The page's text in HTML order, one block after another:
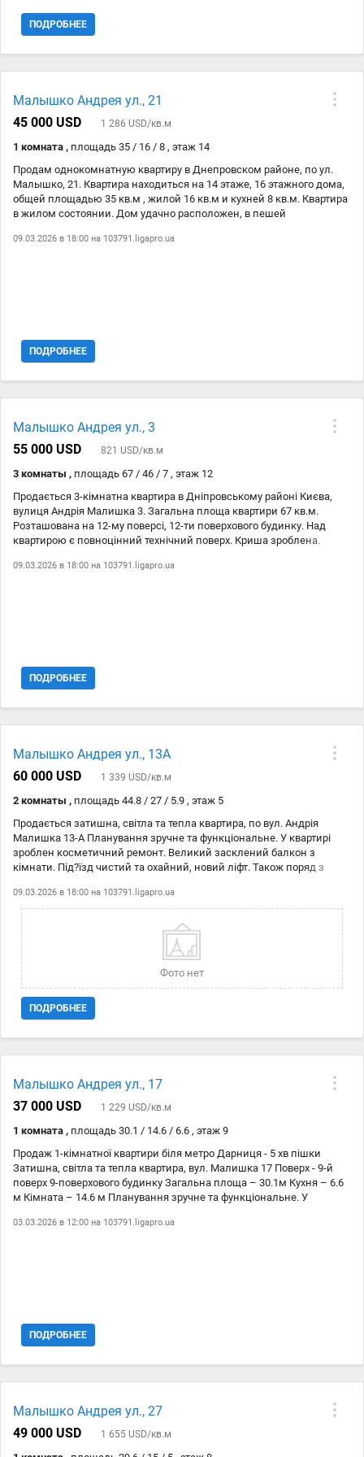
сплачує покупець.
ПОДРОБНЕЕ
Малышко Андрея ул., 21
45 000 USD
1 286 USD/кв.м
1 комната , площадь 35 / 16 / 8 , этаж 14
Продам однокомнатную квартиру в Днепровском районе, по ул.
Малышко, 21. Квартира находиться на 14 этаже, 16 этажного дома,
общей площадью 35 кв.м , жилой 16 кв.м и кухней 8 кв.м. Квартира
в жилом состоянии. Дом удачно расположен, в пешей
отдыха. До метро Черниговская 8 минут пешком. Комиссию
09.03.2026 в 18:00 на 103791.ligapro.ua
ПОДРОБНЕЕ
Малышко Андрея ул., 3
55 000 USD
821 USD/кв.м
3 комнаты , площадь 67 / 46 / 7 , этаж 12
Продається 3-кімнатна квартира в Дніпровському районі Києва,
вулиця Андрія Малишка 3. Загальна площа квартири 67 кв.м.
Розташована на 12-му поверсі, 12-ти поверхового будинку. Над
квартирою є повноцінний технічний поверх. Криша зроблена.
кухня, вітальня, дві спальні, санвузол роздільний, лоджія. Гарне
09.03.2026 в 18:00 на 103791.ligapro.ua
ПОДРОБНЕЕ
Малышко Андрея ул., 13А
60 000 USD
1 339 USD/кв.м
2 комнаты , площадь 44.8 / 27 / 5.9 , этаж 5
Продається затишна, світла та тепла квартира, по вул. Андрія
Малишка 13-А Планування зручне та функціональне. У квартирі
зроблен косметичний ремонт. Великий засклений балкон з
кімнати. Під?їзд чистий та охайний, новий ліфт. Також поряд з
“м.Дарниця” – 5 хвилин пішки – до метро Чернігівська – 10 хвилин
– поруч магазини, аптека, школа, дитячі садочки, банк, пошта – у
пішій доступності торговий центр Квартира ідеально підходить як
для комфортного проживання, так і для інвестиції під оренду.
Панельна. Комісію агенства 5% сплачує покупець. Роздільне
Частковий ремонт
09.03.2026 в 18:00 на 103791.ligapro.ua
Фото нет
ПОДРОБНЕЕ
Малышко Андрея ул., 17
37 000 USD
1 229 USD/кв.м
1 комната , площадь 30.1 / 14.6 / 6.6 , этаж 9
Продаж 1-кімнатної квартири біля метро Дарниця - 5 хв пішки
Затишна, світла та тепла квартира, вул. Малишка 17 Поверх - 9-й
поверх 9-поверхового будинку Загальна площа – 30.1м Кухня – 6.6
м Кімната – 14.6 м Планування зручне та функціональне. У
виконано гідроізоляцію. Є кондиціонер, балкон засклений. Також
03.03.2026 в 12:00 на 103791.ligapro.ua
ПОДРОБНЕЕ
Малышко Андрея ул., 27
49 000 USD
1 655 USD/кв.м